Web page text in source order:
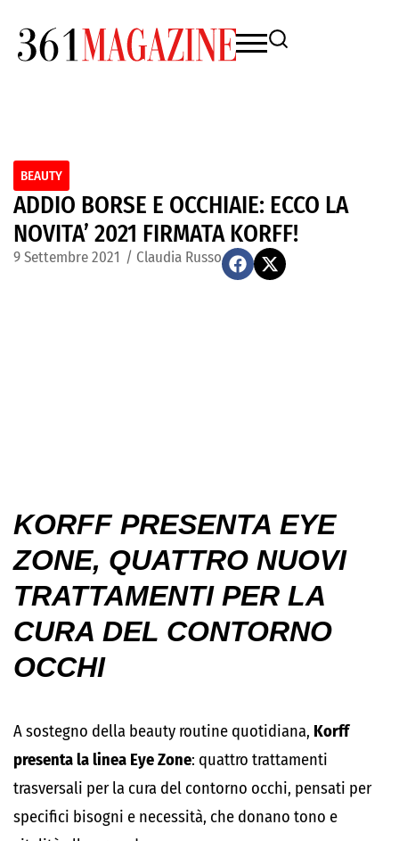
BEAUTY
ADDIO BORSE E OCCHIAIE: ECCO LA
NOVITA’ 2021 FIRMATA KORFF!
9 Settembre 2021 / Claudia Russo
KORFF PRESENTA EYE
ZONE, QUATTRO NUOVI
TRATTAMENTI PER LA
CURA DEL CONTORNO
OCCHI
A sostegno della beauty routine quotidiana, Korff
presenta la linea Eye Zone: quattro trattamenti
trasversali per la cura del contorno occhi, pensati per
specifici bisogni e necessità, che donano tono e